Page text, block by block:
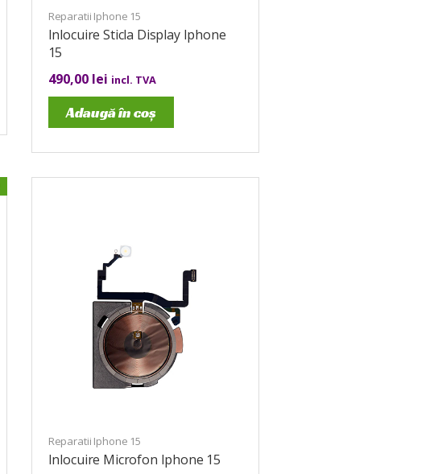
Reparatii Iphone 15
Inlocuire Sticla Display Iphone
15
490,00 lei incl. TVA
Adaugă în coș
Reparatii Iphone 15
Inlocuire Microfon Iphone 15